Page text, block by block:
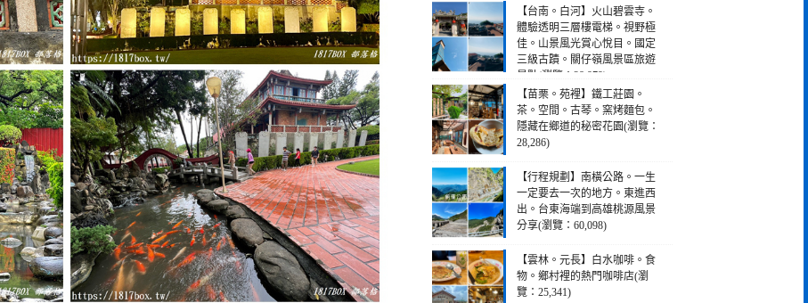
【台南。白河】火山碧雲寺。
體驗透明三層樓電梯。視野極
佳。山景風光賞心悅目。國定
三級古蹟。關仔嶺風景區旅遊
景點(瀏覽：28,979)
【苗栗。苑裡】鐵工莊園。
茶。空間。古琴。窯烤麵包。
隱藏在鄉道的秘密花園(瀏覽：
28,286)
【行程規劃】南橫公路。一生
一定要去一次的地方。東進西
出。台東海端到高雄桃源風景
分享(瀏覽：60,098)
【雲林。元長】白水咖啡。食
物。鄉村裡的熱門咖啡店(瀏
覽：25,341)